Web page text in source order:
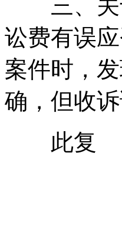
三、关
讼费有误
案件时，
确，但收
此复